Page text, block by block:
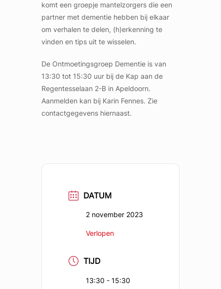
komt een groepje mantelzorgers die een
partner met dementie hebben bij elkaar
om verhalen te delen, (h)erkenning te
vinden en tips uit te wisselen.
De Ontmoetingsgroep Dementie is van
13:30 tot 15:30 uur bij de Kap aan de
Regentesselaan 2-B in Apeldoorn.
Aanmelden kan bij Karin Fennes. Zie
contactgegevens hiernaast.
DATUM
2 november 2023
Verlopen
TIJD
13:30 - 15:30